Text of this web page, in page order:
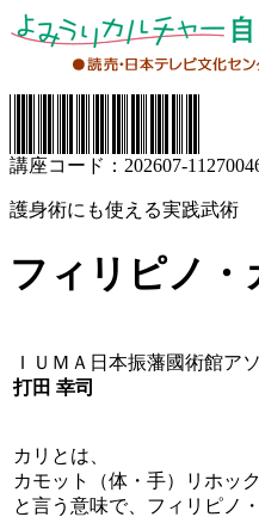
講座コード：202607-
護身術にも使える実践武術
フィリピノ・
ＩＵＭＡ日本振藩國術館ア
打田 幸司
カリとは、
カモット（体・手）リホッ
と言う意味で、フィリピノ